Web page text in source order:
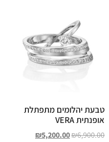
טבעת יהלומים מתפתלת
אופנתית VERA
₪6,900.00
₪5,200.00